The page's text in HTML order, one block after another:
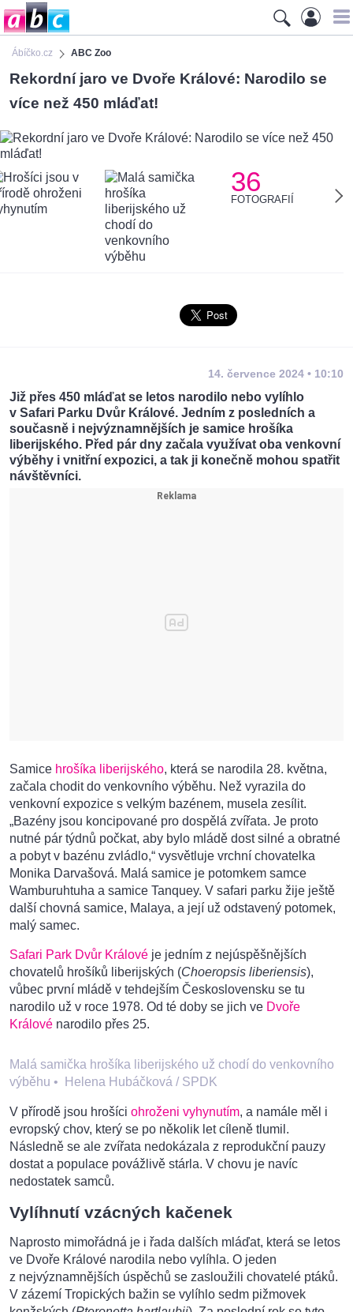
Ábíčko.cz ABC Zoo
Rekordní jaro ve Dvoře Králové: Narodilo se
více než 450 mláďat!
36
FOTOGRAFIÍ
14. července 2024 • 10:10
Již přes 450 mláďat se letos narodilo nebo vylíhlo
v Safari Parku Dvůr Králové. Jedním z posledních a
současně i nejvýznamnějších je samice hrošíka
liberijského. Před pár dny začala využívat oba venkovní
výběhy i vnitřní expozici, a tak ji konečně mohou spatřit
návštěvníci.
Samice hrošíka liberijského, která se narodila 28. května,
začala chodit do venkovního výběhu. Než vyrazila do
venkovní expozice s velkým bazénem, musela zesílit.
„Bazény jsou koncipované pro dospělá zvířata. Je proto
nutné pár týdnů počkat, aby bylo mládě dost silné a obratné
a pobyt v bazénu zvládlo,“ vysvětluje vrchní chovatelka
Monika Darvašová. Malá samice je potomkem samce
Wamburuhtuha a samice Tanquey. V safari parku žije ještě
další chovná samice, Malaya, a její už odstavený potomek,
malý samec.
Safari Park Dvůr Králové je jedním z nejúspěšnějších
chovatelů hrošíků liberijských (Choeropsis liberiensis),
vůbec první mládě v tehdejším Československu se tu
narodilo už v roce 1978. Od té doby se jich ve Dvoře
Králové narodilo přes 25.
Malá samička hrošíka liberijského už chodí do venkovního
výběhu • Helena Hubáčková / SPDK
V přírodě jsou hrošíci ohroženi vyhynutím, a namále měl i
evropský chov, který se po několik let cíleně tlumil.
Následně se ale zvířata nedokázala z reprodukční pauzy
dostat a populace povážlivě stárla. V chovu je navíc
nedostatek samců.
Vylíhnutí vzácných kačenek
Naprosto mimořádná je i řada dalších mláďat, která se letos
ve Dvoře Králové narodila nebo vylíhla. O jeden
z nejvýznamnějších úspěchů se zasloužili chovatelé ptáků.
V zázemí Tropických bažin se vylíhlo sedm pižmovek